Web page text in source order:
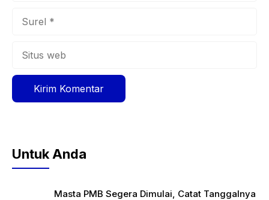
Untuk Anda
Masta PMB Segera Dimulai, Catat Tanggalnya